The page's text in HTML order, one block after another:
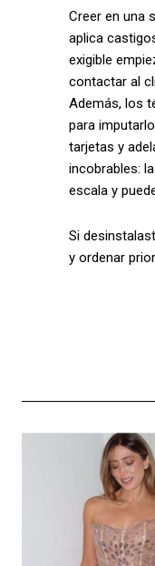
Creer en una
aplica
exigible
contactar al
Además, los
para
tarjetas y
incobrables:
escala y
Si
y ordenar